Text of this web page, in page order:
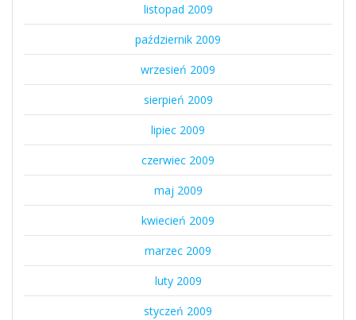
listopad 2009
październik 2009
wrzesień 2009
sierpień 2009
lipiec 2009
czerwiec 2009
maj 2009
kwiecień 2009
marzec 2009
luty 2009
styczeń 2009